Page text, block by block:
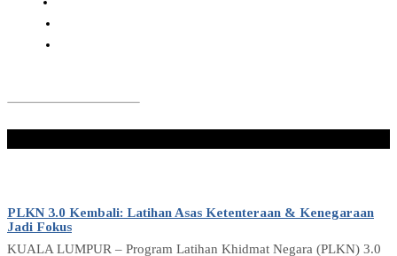
PLKN 3.0 Kembali: Latihan Asas Ketenteraan & Kenegaraan
Jadi Fokus
KUALA LUMPUR – Program Latihan Khidmat Negara (PLKN) 3.0